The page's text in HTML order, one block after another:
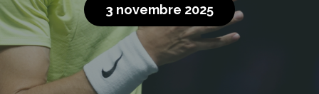
3 novembre 2025